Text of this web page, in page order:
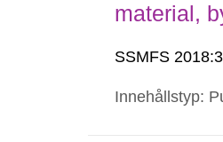
material,
SSMFS
Innehållstyp: